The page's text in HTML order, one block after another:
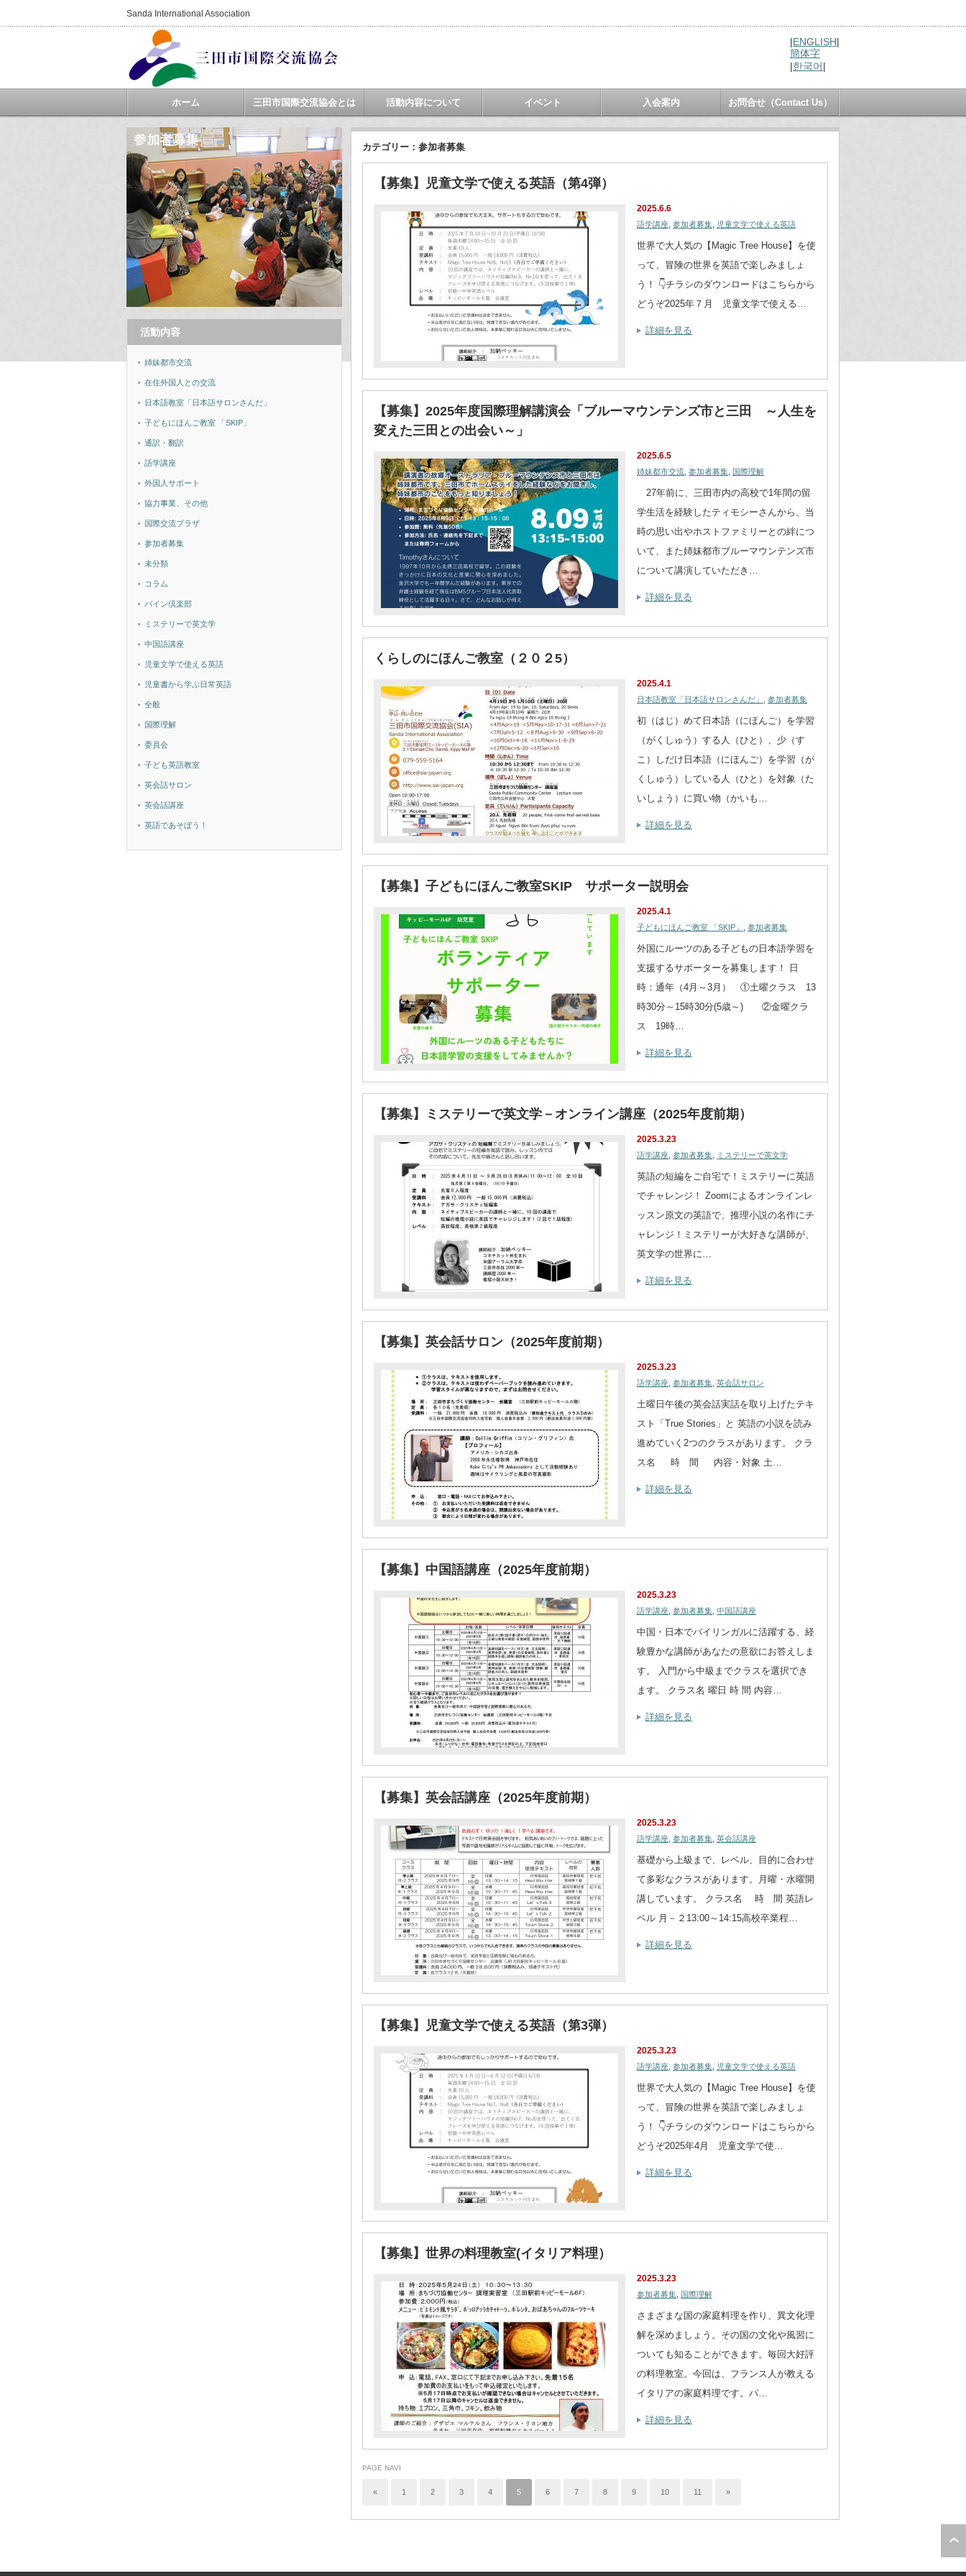
Sanda International Association
ホーム 三田市国際交流協会とは 活動内容について イベント 入会案内 お問合せ（Contact Us）
|ENGLISH|
簡体字
|한국어|
カテゴリー：参加者募集
【募集】児童文学で使える英語（第4弾）
2025.6.6
語学講座 参加者募集 児童文学で使える英語
世界で大人気の【Magic Tree House】を使
って、冒険の世界を英語で楽しみましょ
う！ 👇チラシのダウンロードはこちらから
どうぞ2025年７月 児童文学で使える…
詳細を見る
【募集】2025年度国際理解講演会「ブルーマウンテンズ市と三田 ～人生を
変えた三田との出会い～」
2025.6.5
姉妹都市交流 参加者募集 国際理解
27年前に、三田市内の高校で1年間の留
学生活を経験したティモシーさんから、当
時の思い出やホストファミリーとの絆につ
いて、また姉妹都市ブルーマウンテンズ市
について講演していただき…
詳細を見る
くらしのにほんご教室（２０２5）
2025.4.1
日本語教室「日本語サロンさんだ」 参加者募集
初（はじ）めて日本語（にほんご）を学習
（がくしゅう）する人（ひと）、少（す
こ）しだけ日本語（にほんご）を学習（が
くしゅう）している人（ひと）を対象（た
いしょう）に買い物（かいも…
詳細を見る
【募集】子どもにほんご教室SKIP サポーター説明会
2025.4.1
子どもにほんご教室 「SKIP」 参加者募集
外国にルーツのある子どもの日本語学習を
支援するサポーターを募集します！ 日
時：通年（4月～3月） ①土曜クラス 13
時30分～15時30分(5歳～) ②金曜クラ
ス 19時…
詳細を見る
【募集】ミステリーで英文学－オンライン講座（2025年度前期）
2025.3.23
語学講座 参加者募集 ミステリーで英文学
英語の短編をご自宅で！ミステリーに英語
でチャレンジ！ Zoomによるオンラインレ
ッスン原文の英語で、推理小説の名作にチ
ャレンジ！ミステリーが大好きな講師が、
英文学の世界に…
詳細を見る
【募集】英会話サロン（2025年度前期）
2025.3.23
語学講座 参加者募集 英会話サロン
土曜日午後の英会話実話を取り上げたテキ
スト「True Stories」と 英語の小説を読み
進めていく2つのクラスがあります。 クラ
ス名 時 間 内容・対象 土…
詳細を見る
【募集】中国語講座（2025年度前期）
2025.3.23
語学講座 参加者募集 中国語講座
中国・日本でバイリンガルに活躍する、経
験豊かな講師があなたの意欲にお答えしま
す。 入門から中級までクラスを選択でき
ます。 クラス名 曜日 時 間 内容…
詳細を見る
【募集】英会話講座（2025年度前期）
2025.3.23
語学講座 参加者募集 英会話講座
基礎から上級まで、レベル、目的に合わせ
て多彩なクラスがあります。月曜・水曜開
講しています。 クラス名 時 間 英語レ
ベル 月－２13:00～14:15高校卒業程…
詳細を見る
【募集】児童文学で使える英語（第3弾）
2025.3.23
語学講座 参加者募集 児童文学で使える英語
世界で大人気の【Magic Tree House】を使
って、冒険の世界を英語で楽しみましょ
う！ 👇チラシのダウンロードはこちらから
どうぞ2025年4月 児童文学で使…
詳細を見る
【募集】世界の料理教室(イタリア料理）
2025.3.23
参加者募集 国際理解
さまざまな国の家庭料理を作り、異文化理
解を深めましょう。その国の文化や風習に
ついても知ることができます。毎回大好評
の料理教室。今回は、フランス人が教える
イタリアの家庭料理です。パ…
詳細を見る
PAGE NAVI
« 1 2 3 4 5 6 7 8 9 10 11 »
活動内容
姉妹都市交流
在住外国人との交流
日本語教室「日本語サロンさんだ」
子どもにほんご教室 「SKIP」
通訳・翻訳
語学講座
外国人サポート
協力事業、その他
国際交流プラザ
参加者募集
未分類
コラム
パイン倶楽部
ミステリーで英文学
中国語講座
児童文学で使える英語
児童書から学ぶ日常英語
全般
国際理解
委員会
子ども英語教室
英会話サロン
英会話講座
英語であそぼう！